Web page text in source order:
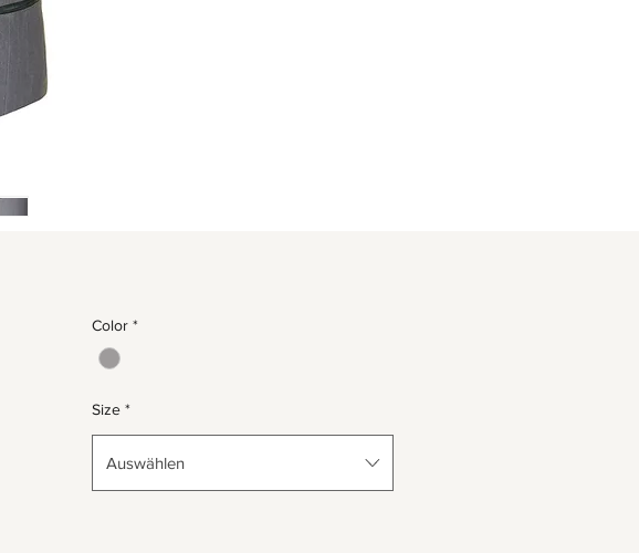
Color *
Size *
Auswählen